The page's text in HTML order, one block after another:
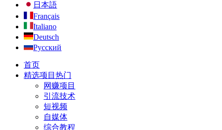
日本語
Français
Italiano
Deutsch
Русский
首页
精选项目 热门
网赚项目
引流技术
短视频
自媒体
综合教程